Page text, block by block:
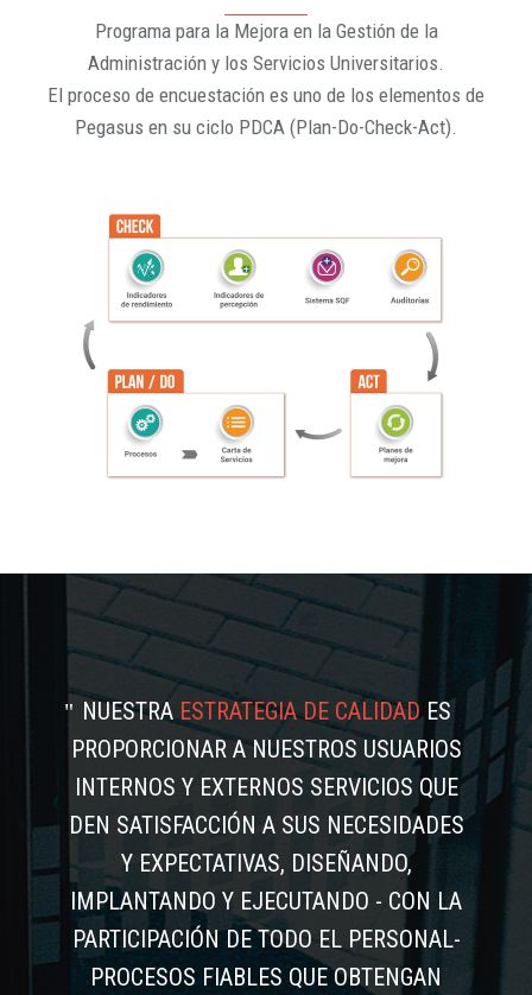
Programa para la Mejora en la Gestión de la
Administración y los Servicios Universitarios.
El proceso de encuestación es uno de los elementos de
Pegasus en su ciclo PDCA (Plan-Do-Check-Act).
NUESTRAESTRATEGIA DE CALIDADES
PROPORCIONAR A NUESTROS USUARIOS
INTERNOS Y EXTERNOS SERVICIOS QUE
DEN SATISFACCIÓN A SUS NECESIDADES
Y EXPECTATIVAS, DISEÑANDO,
IMPLANTANDO Y EJECUTANDO - CON LA
PARTICIPACIÓN DE TODO EL PERSONAL-
PROCESOS FIABLES QUE OBTENGAN